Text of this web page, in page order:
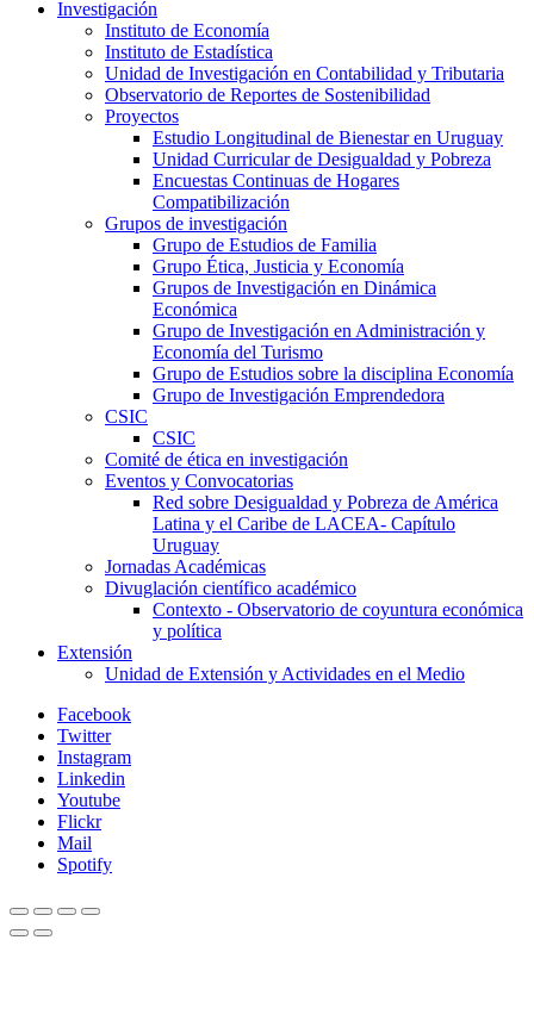
Investigación
Instituto de Economía
Instituto de Estadística
Unidad de Investigación en Contabilidad y Tributaria
Observatorio de Reportes de Sostenibilidad
Proyectos
Estudio Longitudinal de Bienestar en Uruguay
Unidad Curricular de Desigualdad y Pobreza
Encuestas Continuas de Hogares
Compatibilización
Grupos de investigación
Grupo de Estudios de Familia
Grupo Ética, Justicia y Economía
Grupos de Investigación en Dinámica
Económica
Grupo de Investigación en Administración y
Economía del Turismo
Grupo de Estudios sobre la disciplina Economía
Grupo de Investigación Emprendedora
CSIC
CSIC
Comité de ética en investigación
Eventos y Convocatorias
Red sobre Desigualdad y Pobreza de América
Latina y el Caribe de LACEA- Capítulo
Uruguay
Jornadas Académicas
Divuglación científico académico
Contexto - Observatorio de coyuntura económica
y política
Extensión
Unidad de Extensión y Actividades en el Medio
Facebook
Twitter
Instagram
Linkedin
Youtube
Flickr
Mail
Spotify